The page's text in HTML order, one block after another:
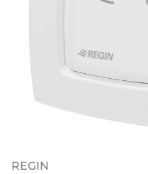
REGIN